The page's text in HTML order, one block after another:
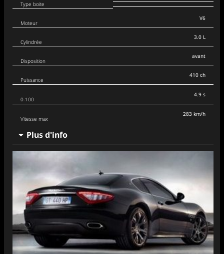
Type boite
Moteur
Cylindrée
Disposition
V6
3.0 L
avant
Puissance
0-100
Vitesse max
410 ch
4.9 s
283 km/h
Plus d'info